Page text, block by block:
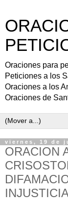
Oraciones para
Peticiones a los
Oraciones a los
Oraciones de
viernes, 19 de
ORACION